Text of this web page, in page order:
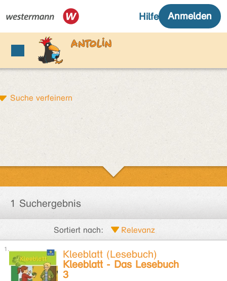
Suche verfeinern
1 Suchergebnis
Sortiert nach:
Kleeblatt (Lesebuch)
Kleeblatt - Das Lesebuch
3